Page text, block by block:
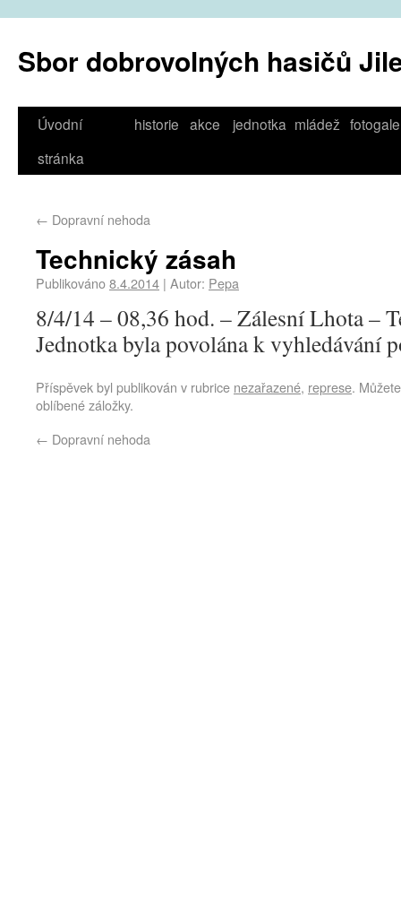
Sbor dobrovolných hasičů
Úvodní
stránka
historie akce jednotka mládež
← Dopravní nehoda
Technický zásah
Publikováno8.4.2014 | Autor: Pepa
8/4/14 – 08,36 hod. – Zálesní Lhota –
Jednotka byla povolána k vyhledávání
Příspěvek byl publikován v rubrice nezařazené, represe.
oblíbené záložky.
← Dopravní nehoda